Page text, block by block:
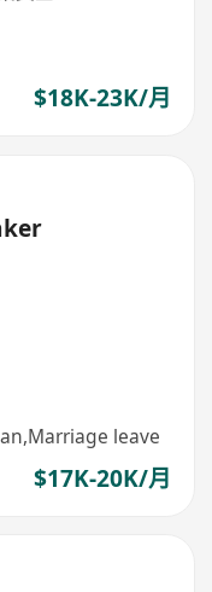
$18K-23K/月
leave
$17K-20K/月